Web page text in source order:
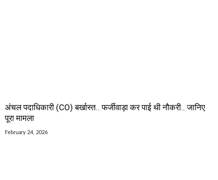
अंचल पदाधिकारी (CO) बर्खास्त.. फर्जीवाड़ा कर पाई थी नौकरी.. जानिए
पूरा मामला
February 24, 2026